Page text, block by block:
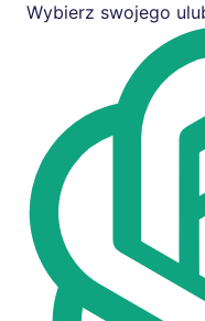
Wybierz swojego